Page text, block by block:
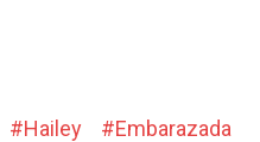
#Hailey #Embarazada